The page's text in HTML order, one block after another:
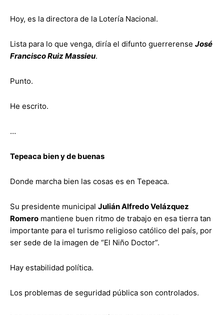
Hoy, es la directora de la Lotería Nacional.
Lista para lo que venga, diría el difunto guerrerense José
Francisco Ruiz Massieu.
Punto.
He escrito.
…
Tepeaca bien y de buenas
Donde marcha bien las cosas es en Tepeaca.
Su presidente municipal Julián Alfredo Velázquez
Romero mantiene buen ritmo de trabajo en esa tierra tan
importante para el turismo religioso católico del país, por
ser sede de la imagen de “El Niño Doctor”.
Hay estabilidad política.
Los problemas de seguridad pública son controlados.